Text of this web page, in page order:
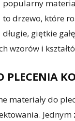
popularny
to drzewo, które
długie, giętkie
wzorów i
PLECENIA
materiały do
Jednym